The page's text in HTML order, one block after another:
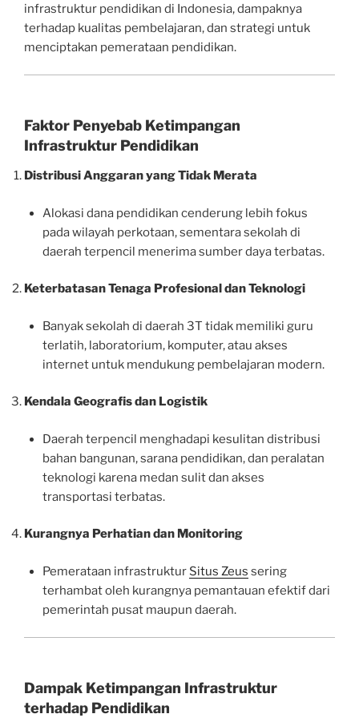
infrastruktur pendidikan di Indonesia, dampaknya
terhadap kualitas pembelajaran, dan strategi untuk
menciptakan pemerataan pendidikan.
Faktor Penyebab Ketimpangan
Infrastruktur Pendidikan
Distribusi Anggaran yang Tidak Merata
Alokasi dana pendidikan cenderung lebih fokus
pada wilayah perkotaan, sementara sekolah di
daerah terpencil menerima sumber daya terbatas.
Keterbatasan Tenaga Profesional dan Teknologi
Banyak sekolah di daerah 3T tidak memiliki guru
terlatih, laboratorium, komputer, atau akses
internet untuk mendukung pembelajaran modern.
Kendala Geografis dan Logistik
Daerah terpencil menghadapi kesulitan distribusi
bahan bangunan, sarana pendidikan, dan peralatan
teknologi karena medan sulit dan akses
transportasi terbatas.
Kurangnya Perhatian dan Monitoring
Pemerataan infrastruktur Situs Zeus sering
terhambat oleh kurangnya pemantauan efektif dari
pemerintah pusat maupun daerah.
Dampak Ketimpangan Infrastruktur
terhadap Pendidikan